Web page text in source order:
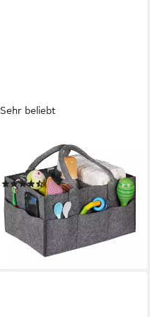
Sehr beliebt
Wickeltasche Baby Windel
Caddy Filz, Dunkelgrau
(20)
13,99 € UVP29,99 €
-53%
lieferbar - in 2-3 Werktagen bei dir